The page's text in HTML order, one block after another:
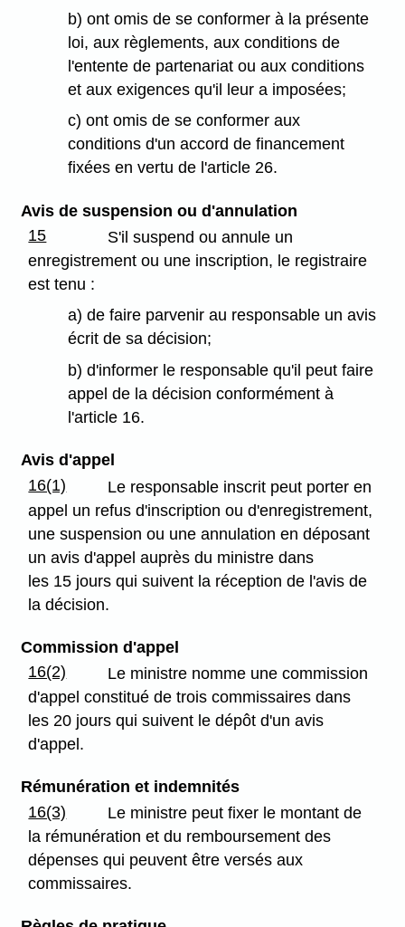
b) ont omis de se conformer à la présente
loi, aux règlements, aux conditions de
l'entente de partenariat ou aux conditions
et aux exigences qu'il leur a imposées;
c) ont omis de se conformer aux
conditions d'un accord de financement
fixées en vertu de l'article 26.
Avis de suspension ou d'annulation
15
S'il suspend ou annule un
enregistrement ou une inscription, le registraire
est tenu :
a) de faire parvenir au responsable un avis
écrit de sa décision;
b) d'informer le responsable qu'il peut faire
appel de la décision conformément à
l'article 16.
Avis d'appel
16(1)
Le responsable inscrit peut porter en
appel un refus d'inscription ou d'enregistrement,
une suspension ou une annulation en déposant
un avis d'appel auprès du ministre dans
les 15 jours qui suivent la réception de l'avis de
la décision.
Commission d'appel
16(2)
Le ministre nomme une commission
d'appel constitué de trois commissaires dans
les 20 jours qui suivent le dépôt d'un avis
d'appel.
Rémunération et indemnités
16(3)
Le ministre peut fixer le montant de
la rémunération et du remboursement des
dépenses qui peuvent être versés aux
commissaires.